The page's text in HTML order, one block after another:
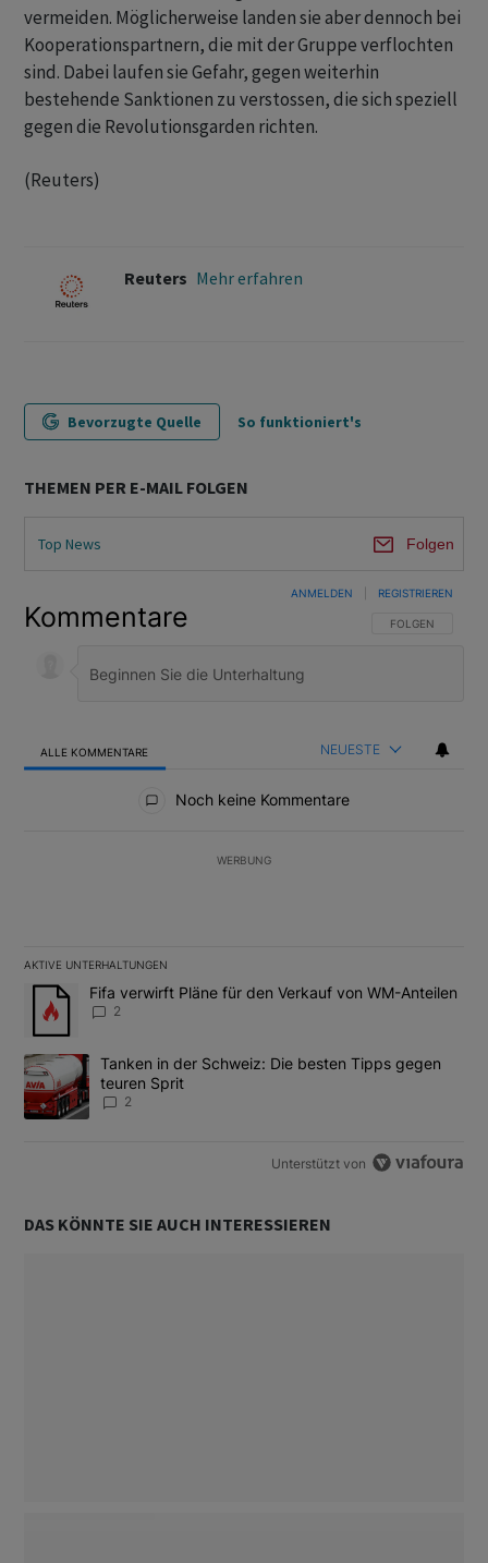
vermeiden. Möglicherweise landen sie aber dennoch bei
Kooperationspartnern, die mit der Gruppe verflochten
sind. Dabei laufen sie Gefahr, gegen weiterhin
bestehende Sanktionen zu verstossen, die sich speziell
gegen die Revolutionsgarden richten.
(Reuters)
Reuters Mehr erfahren
Bevorzugte Quelle So funktioniert's
THEMEN PER E-MAIL FOLGEN
Top News Folgen
Kommentare FOLGE DIESER
FOLGEN
ANMELDEN REGISTRIEREN
ALLE KOMMENTARE NEUESTE
Noch keine Kommentare
WERBUNG
AKTIVE UNTERHALTUNGEN
Das Folgende ist eine Liste der am meisten kommentierten
Ein Trendartikel mit dem Titel "Fifa verwirft Pläne für den
Fifa verwirft Pläne für den Verkauf von WM-Anteilen
2
Ein Trendartikel mit dem Titel "Tanken in der Schweiz: Die
Tanken in der Schweiz: Die besten Tipps gegen
teuren Sprit
2
Unterstützt von
DAS KÖNNTE SIE AUCH INTERESSIEREN